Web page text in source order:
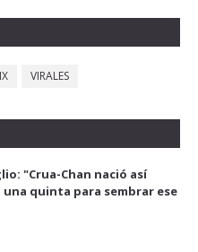
VIRALES
"Crua-Chan nació así
una quinta para sembrar ese